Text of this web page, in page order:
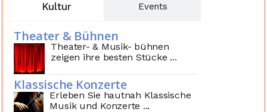
Kultur Events
Theater & Bühnen
Theater- & Musik- bühnen
zeigen ihre besten Stücke ...
Klassische Konzerte
Erleben Sie hautnah Klassische
Musik und Konzerte ...